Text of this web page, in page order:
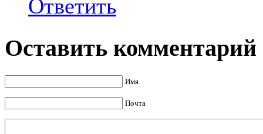
Ответить
Оставить комментарий
Имя
Почта